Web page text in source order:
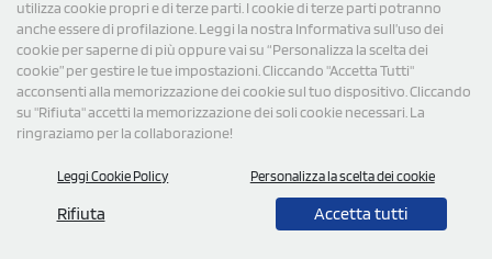
utilizza cookie propri e di terze parti. I cookie di terze parti potranno
anche essere di profilazione. Leggi la nostra Informativa sull’uso dei
cookie per saperne di più oppure vai su “Personalizza la scelta dei
cookie” per gestire le tue impostazioni. Cliccando "Accetta Tutti"
acconsenti alla memorizzazione dei cookie sul tuo dispositivo. Cliccando
su "Rifiuta" accetti la memorizzazione dei soli cookie necessari. La
ringraziamo per la collaborazione!
Leggi Cookie Policy Personalizza la scelta dei cookie
Rifiuta Accetta tutti
0,00
P.Iva/C.F. 09734470967 - N° Rea MI-2110632